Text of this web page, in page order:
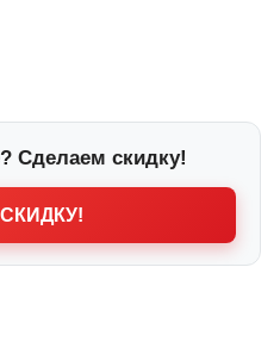
Сделаем скидку!